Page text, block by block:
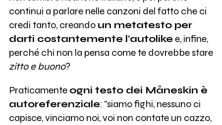
continui a parlare nelle canzoni del fatto che ci
credi tanto, creando un metatesto per
darti costantemente l'autolike e, infine,
perché chi non la pensa come te dovrebbe stare
zitto e buono?
Praticamente ogni testo dei Måneskin è
autoreferenziale: "siamo fighi, nessuno ci
capisce, vinciamo noi, voi non contate un cazzo,